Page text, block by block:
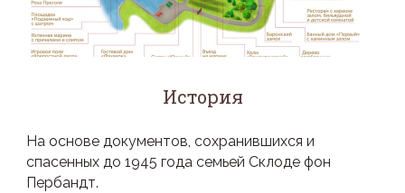
На основе документов, сохранившихся и
спасенных до 1945 года семьей Склоде фон
Пербандт.
История